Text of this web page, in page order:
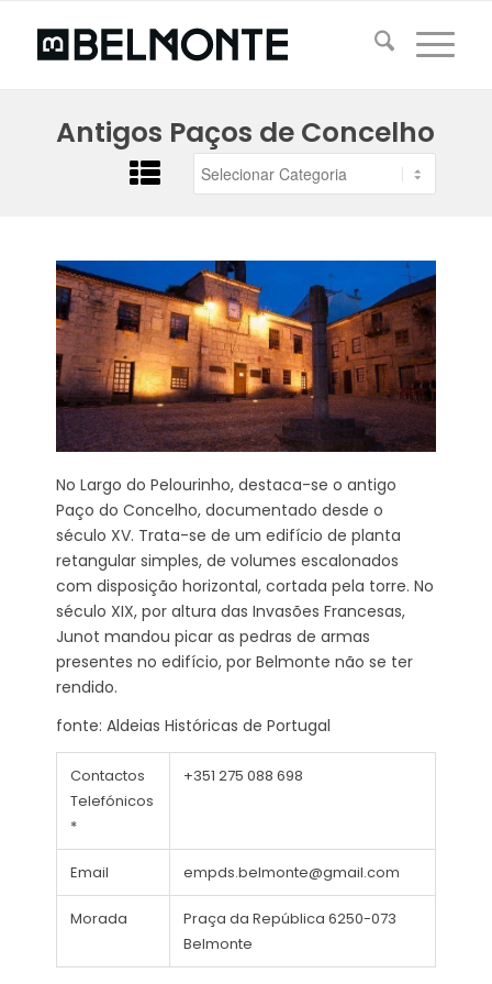
Antigos Paços de Concelho
No Largo do Pelourinho, destaca-se o antigo
Paço do Concelho, documentado desde o
século XV. Trata-se de um edifício de planta
retangular simples, de volumes escalonados
com disposição horizontal, cortada pela torre. No
século XIX, por altura das Invasões Francesas,
Junot mandou picar as pedras de armas
presentes no edifício, por Belmonte não se ter
rendido.
fonte: Aldeias Históricas de Portugal
Contactos
Telefónicos
*
+351 275 088 698
Email empds.belmonte@gmail.com
Morada
Praça da República 6250-073
Belmonte